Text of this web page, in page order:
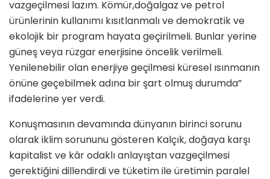
vazgeçilmesi lazım. Kömür,doğalgaz ve petrol
ürünlerinin kullanımı kısıtlanmalı ve demokratik ve
ekolojik bir program hayata geçirilmeli. Bunlar yerine
güneş veya rüzgar enerjisine öncelik verilmeli.
Yenilenebilir olan enerjiye geçilmesi küresel ısınmanın
önüne geçebilmek adına bir şart olmuş durumda”
ifadelerine yer verdi.
Konuşmasının devamında dünyanın birinci sorunu
olarak iklim sorununu gösteren Kalçık, doğaya karşı
kapitalist ve kâr odaklı anlayıştan vazgeçilmesi
gerektiğini dillendirdi ve tüketim ile üretimin paralel